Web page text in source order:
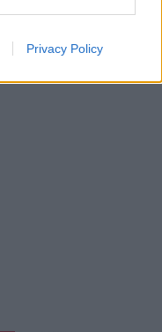
Privacy Policy